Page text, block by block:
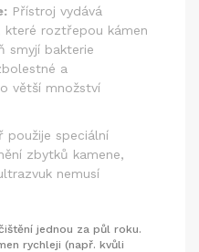
Přístroj vydává
které roztřepou kámen
smyjí bakterie
a
větší množství
použije speciální
zbytků kamene,
nemusí
jednou za půl roku.
rychleji (např. kvůli